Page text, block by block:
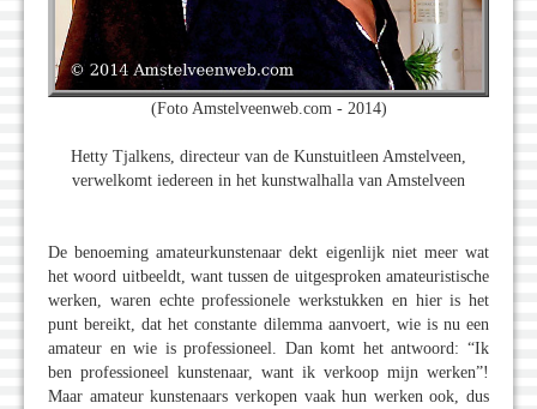
(Foto Amstelveenweb.com - 2014)
Hetty Tjalkens, directeur van de Kunstuitleen Amstelveen,
verwelkomt iedereen in het kunstwalhalla van Amstelveen
De benoeming amateurkunstenaar dekt eigenlijk niet meer wat
het woord uitbeeldt, want tussen de uitgesproken amateuristische
werken, waren echte professionele werkstukken en hier is het
punt bereikt, dat het constante dilemma aanvoert, wie is nu een
amateur en wie is professioneel. Dan komt het antwoord: “Ik
ben professioneel kunstenaar, want ik verkoop mijn werken”!
Maar amateur kunstenaars verkopen vaak hun werken ook, dus